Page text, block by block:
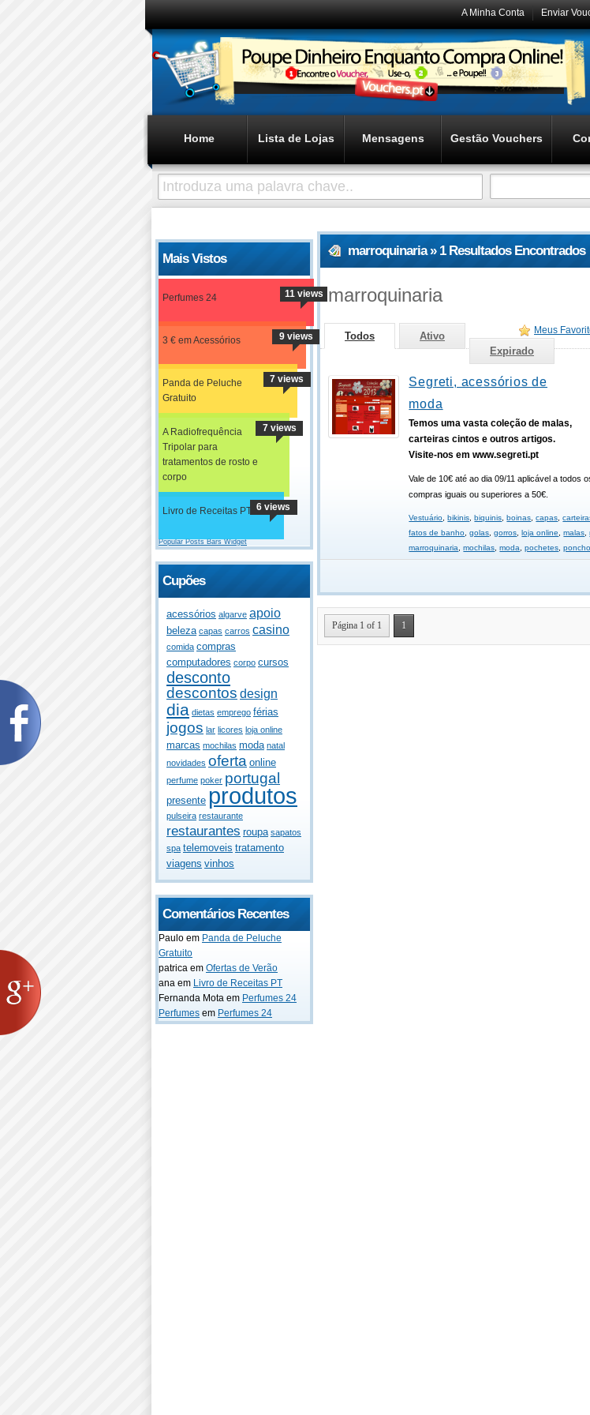
Enviar
A Minha Conta
Home Lista de Lojas Mensagens Gestão Vouchers
Mais Vistos
Perfumes 24 11 views
3 € em Acessórios 9 views
Panda de Peluche
Gratuito
7 views
A Radiofrequência
Tripolar para
tratamentos de rosto e
corpo
7 views
Livro de Receitas PT 6 views
Popular Posts Bars Widget
Cupões
acessórios algarve apoio
beleza capas carros casino
comida compras
computadores corpo cursos
desconto
descontos design
dia dietas emprego férias
jogos lar licores loja online
marcas mochilas moda natal
novidades oferta online
perfume poker portugal
presente produtos
pulseira restaurante
restaurantes roupa sapatos
spa telemoveis tratamento
viagens vinhos
Comentários Recentes
Paulo em Panda de Peluche
Gratuito
patrica em Ofertas de Verão
ana em Livro de Receitas PT
Fernanda Mota em Perfumes 24
Perfumes em Perfumes 24
marroquinaria » 1 Resultados Encontrados
marroquinaria
Meus
Todos
Ativo
Expirado
Segreti, acessórios de
moda
Temos uma vasta coleção de malas,
carteiras cintos e outros artigos.
Visite-nos em www.segreti.pt
Vale de 10€ até ao dia 09/11 aplicável a todos
compras iguais ou superiores a 50€.
Vestuário ,bikinis ,biquinis ,boinas ,capas ,
fatos de banho ,golas ,gorros ,loja online ,malas ,
marroquinaria
,mochilas ,moda ,pochetes ,
Página 1 of 1 1